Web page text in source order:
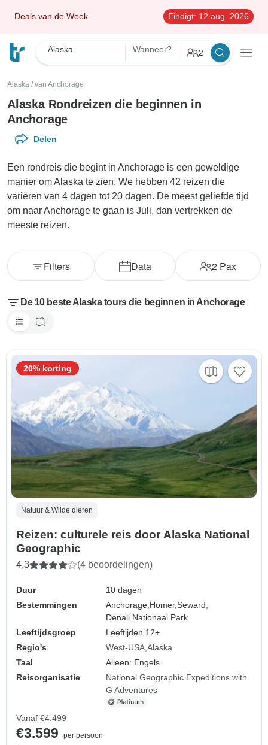
Deals van de Week Eindigt: 12 aug. 2026
Alaska Wanneer? 2
Alaska / van Anchorage
Alaska Rondreizen die beginnen in
Anchorage
Delen
Een rondreis die begint in Anchorage is een geweldige
manier om Alaska te zien. We hebben 42 reizen die
variëren van 4 dagen tot 20 dagen. De meest geliefde tijd
om naar Anchorage te gaan is Juli, dan vertrekken de
meeste reizen.
Data 2 Pax
Filters
De 10 beste Alaska tours die beginnen in Anchorage
Natuur & Wilde dieren
Reizen: culturele reis door Alaska National
Geographic
4,3 (4 beoordelingen)
Duur
10 dagen
Bestemmingen
Anchorage, Homer,Seward,
Denali Nationaal Park
Leeftijdsgroep
Leeftijden 12+
Regio's
West-USA Alaska
Taal
Alleen: Engels
Reisorganisatie
National Geographic Expeditions with
G Adventures
20% korting
Vanaf €4.499
€3.599
per persoon